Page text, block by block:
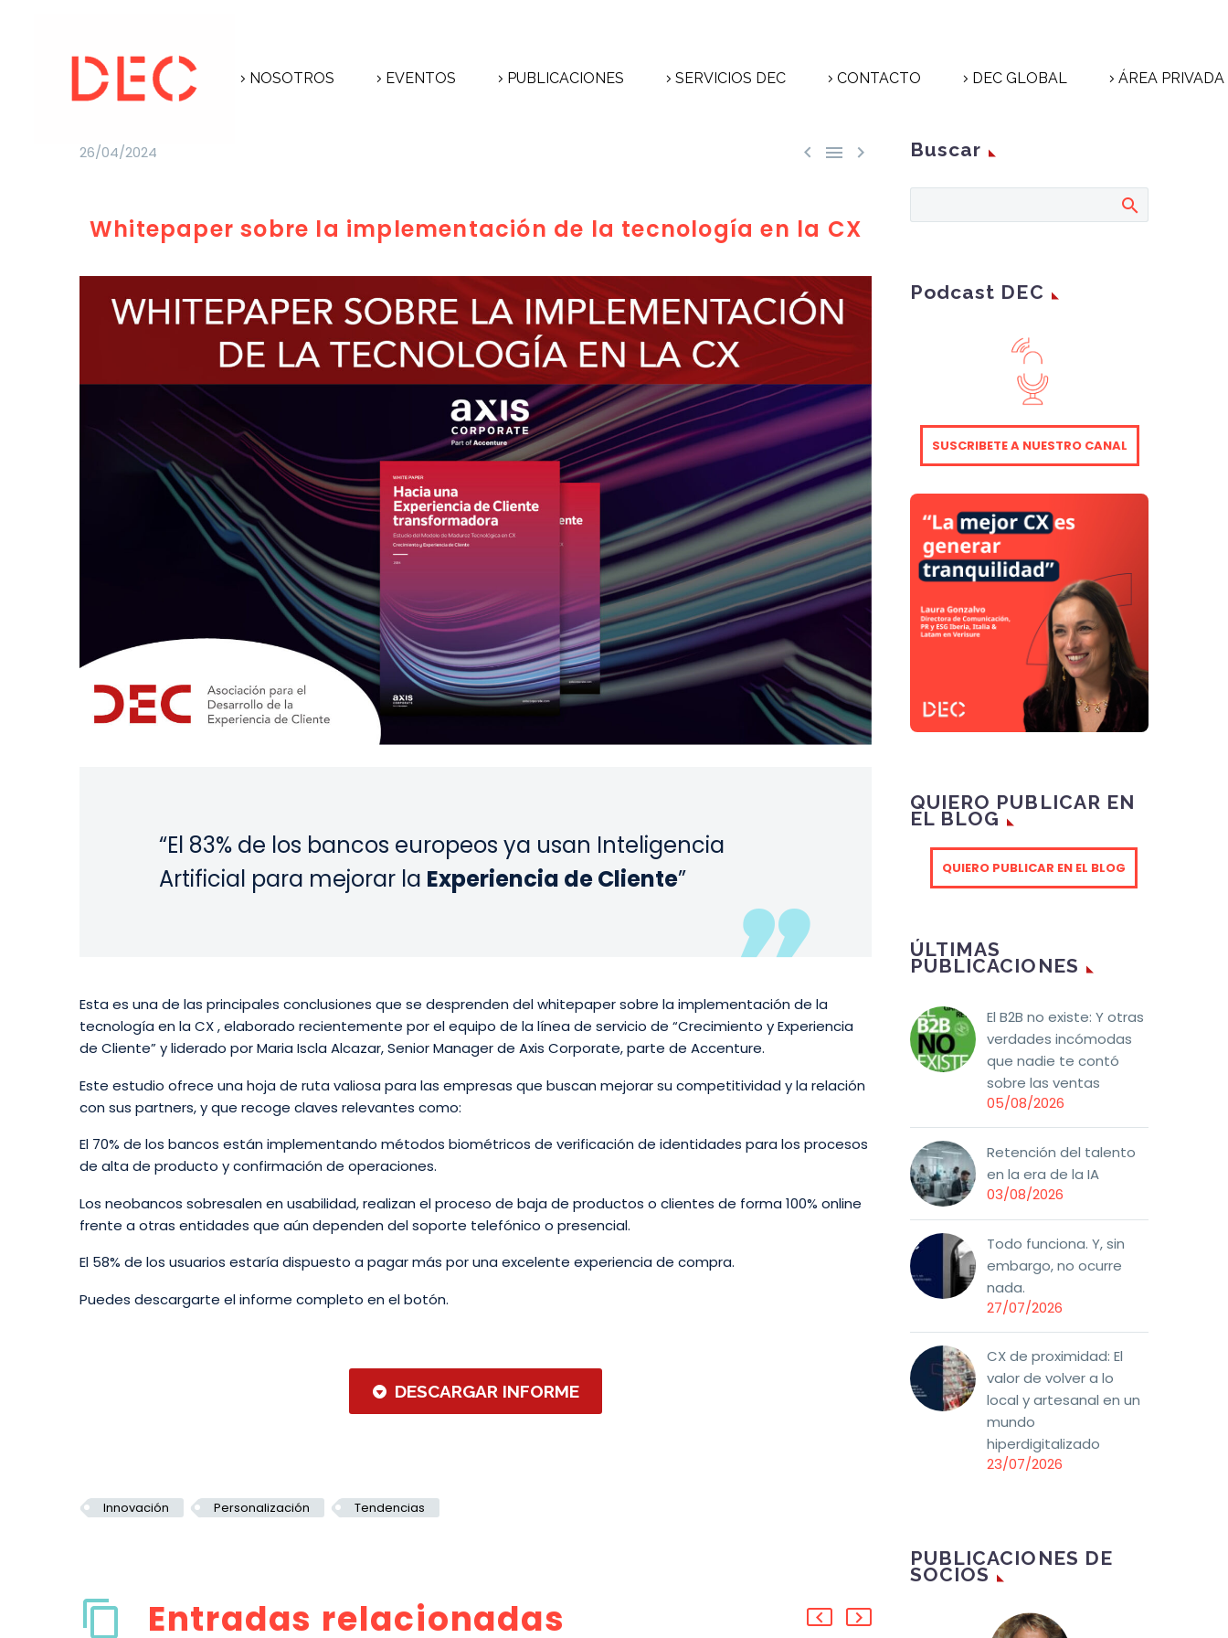
NOSOTROS EVENTOS PUBLICACIONES SERVICIOS DEC CONTACTO DEC GLOBAL ÁREA PRIVADA
  
26/04/2024
Whitepaper sobre la implementación de la tecnología en la CX
“El 83% de los bancos europeos ya usan Inteligencia
Artificial para mejorar la Experiencia de Cliente”
Esta es una de las principales conclusiones que se desprenden del whitepaper sobre la implementación de la
tecnología en la CX , elaborado recientemente por el equipo de la línea de servicio de “Crecimiento y Experiencia
de Cliente” y liderado por Maria Iscla Alcazar, Senior Manager de Axis Corporate, parte de Accenture.
Este estudio ofrece una hoja de ruta valiosa para las empresas que buscan mejorar su competitividad y la relación
con sus partners, y que recoge claves relevantes como:
El 70% de los bancos están implementando métodos biométricos de verificación de identidades para los procesos
de alta de producto y confirmación de operaciones.
Los neobancos sobresalen en usabilidad, realizan el proceso de baja de productos o clientes de forma 100% online
frente a otras entidades que aún dependen del soporte telefónico o presencial.
El 58% de los usuarios estaría dispuesto a pagar más por una excelente experiencia de compra.
Puedes descargarte el informe completo en el botón.
 DESCARGAR INFORME
Innovación Personalización Tendencias
Entradas relacionadas
Buscar
Podcast DEC
SUSCRIBETE A NUESTRO CANAL
QUIERO PUBLICAR EN
EL BLOG
QUIERO PUBLICAR EN EL BLOG
ÚLTIMAS
PUBLICACIONES
El B2B no existe: Y otras
verdades incómodas
que nadie te contó
sobre las ventas
05/08/2026
Retención del talento
en la era de la IA
03/08/2026
Todo funciona. Y, sin
embargo, no ocurre
nada.
27/07/2026
CX de proximidad: El
valor de volver a lo
local y artesanal en un
mundo
hiperdigitalizado
23/07/2026
PUBLICACIONES DE
SOCIOS